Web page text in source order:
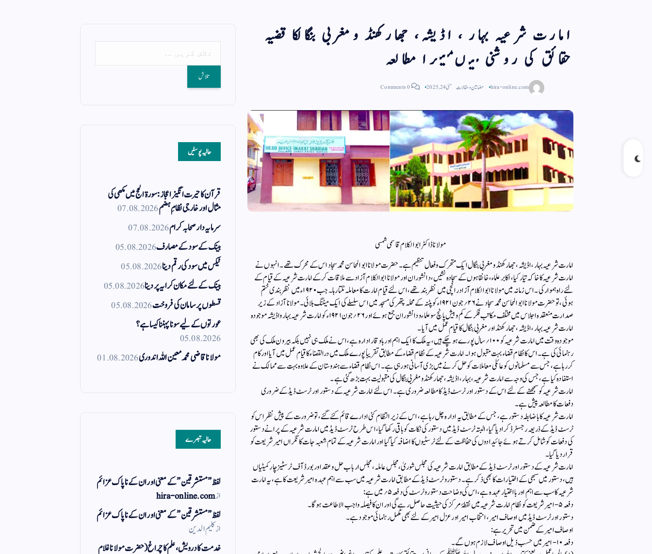
امارت شرعیہ بہار ، اڈیشہ، جھارکھنڈ ومغربی بنگالکا قضیہ
حقائق کی روشنی میںمیرا مطالعہ
hira-online.com مضامین و مقالات مئی 24, 2025
مولانا ڈاکٹر ابوالکلام قاسمی شمسی
امارت شرعیہ بہار ،اڈیشہ، جھارکھنڈ ومغربی بنگال ایک متحرک وفعال تنظیم ہے۔ حضرت مولانا ابوالمحاسن محمد سجاد اس کے محرک تھے۔ انہوں نے
امارت شرعیہ کا خاکہ تیار کیا ، اکابر علماء، خانقاہوں کے سجادہ نشیں، دانشوران اور مولانا ابوالکلام آزاد سے ملاقات کرکے امارت شرعیہ کے قیام کے
لئے راہ ہموار کی۔ اس زمانہ میں مولانا ابوالکلام آزاد رانچی میں نظر بند تھے، اس لئے قیام امارت کا معاملہ ٹلتا رہا۔ جب ۱۹۲۰ء میں نظر بندی ختم
ہوئی، تو حضرت مولانا ابوالمحاسن محمد سجاد نے ۲۶؍ جون ۱۹۲۱ء کو پٹنہ کے محلہ پتھر کی مسجد میں اس سلسلے کی ایک میٹنگ بلائی۔ مولانا آزاد کے زیر
صدارت منعقدہ اجلاس میں مختلف مکاتب فکر کے کم وبیش پانچ سو علماء و دانشوران جمع ہوئے اور ۲۶؍جون ۱۹۲۱ء کو امارت شرعیہ بہار واڈیشہ موجودہ
امارت شرعیہ بہار ،اڈیشہ ، جھارکھنڈ اور مغربی بنگال کا قیام عمل میں آیا۔
موجودہ وقت میں امارت شرعیہ کو ۱۰۰؍ سال پورے ہوچکے ہیں، یہ ملک کا ایک اہم اور باوقار ادارہ ہے، اس نے ملک ہی نہیں بلکہ بیرون ملک کی بھی
رہنمائی کی ہے۔ اس کا نظام قضاء بہت مقبول ہوا۔ امارت شرعیہ کے نظام قضاء کے مطابق تقریباً پورے ملک میں درالقضاء کاقیام عمل میں آیا اور کام
کررہا ہے، جس سے مسلمانوں کو عائلی معاملات کو حل کرنے میں بڑی آسانی ہورہی ہے۔ اس نظام قضاء سے ہندوستان کے علاوہ بہت سے ممالک نے
استفادہ کیا ہے، جس کی وجہ سے امارت شرعیہ ،بہار ،اڈیشہ، جھارکھنڈ ومغربی بنگال کی مقبولیت بہت بڑھ گئی ہے۔
امارت شرعیہ کو سمجھنے کے لئے اس کے دستور اور ٹرسٹ ڈیڈ کا مطالعہ ضروری ہے۔اس لئے امارت شرعیہ کے دستور اور ٹرسٹ ڈیڈ کے ضروری
دفعات کا مطالعہ پیش ہے۔
امارت شرعیہ کا باضابطہ دستور ہے، جس کے مطابق یہ ادارہ چل رہا ہے، اس کے زیر انتظام کئی ادارےقائم کئے گئے، تو ضرورت کے پیش نظر اس کو
ٹرسٹ ڈیڈ کے ذریعہ رجسٹرڈ کرادیا گیا، البتہ ٹرسٹ ڈیڈ میں دستور کی نکات کو باقی رکھا گیا، اس طرح ٹرسٹ ڈیڈ میں امارت شرعیہ کے پرانے دستور
کی دفعات کو شامل کرتے ہوئے جائیدادوں کی حفاظت کے لئے ٹرسٹیوں کا اضافہ کیا گیا اور امارت شرعیہ کے تمام شعبہ جات کا نگراں امیر شریعت کو
قرار دیا گیا۔
امارت شرعیہ کے دستور اور ٹرسٹ ڈیڈ کے مطابق امارت شرعیہ کی مجلس شوریٰ ،مجلس عاملہ، مجلس ارباب حل وعقد اور بورڈ آف ٹرسٹیز چار کمیٹیاں
ہیں، دستور میں سبھی کے اختیارات کا بھی ذکر ہے۔ دستور وٹرسٹ ڈیڈ کے مطابق امارت شرعیہ میں سب سے اہم عہدہ امیرشریعت کا ہے، یہ امارت
شرعیہ کا سب سے اہم اور بااختیار عہدہ ہے، اس کی وضاحت دستور وٹرسٹ کی دفعہ ۵؍ میں ہے:
دفعہ ۵-امیرشریعت کو نظام امارت شرعیہ میں نقطۂ مرکز کی حیثیت حاصل رہے گی اور ان کا فیصلہ واجب الاطاعت ہوگا۔
دستور اور ٹرسٹ ڈیڈ میں اوصاف امیر، انتخاب امیر اور عزل امیر کے لئے بھی مکمل رہنمائی موجود ہے۔
اوصاف امیر کے ضمن میں تحریر ہے:
دفعہ ۱۰- امیر میں حسب ذیل اوصاف لازم ہوں گے۔
حالیہ پوسٹیں
قرآن کا حیرت انگیز اعجاز: سورۃ الحج میں مکھی کی
مثال اور خارجی نظامِ ہضم07.08.2026
سرمایہ دار صحابہ کرام07.08.2026
بینک کے سود کے مصارف05.08.2026
ٹیکس میں سود کی رقم دینا05.08.2026
بینک کے لئے مکان کرایہ پر دینا05.08.2026
قسطوں پر سامان کی فروخت05.08.2026
عورتوں کے لیے سونا پہننا کیسا ہے؟
05.08.2026
مولانا قاضی محمد معین اللہ اندوری01.08.2026
حالیہ تبصرے
لفظ ” مستشرقین ” کے معنی اور ان کے نا پاک عزائم
ازhira-online.com
لفظ ” مستشرقین ” کے معنی اور ان کے نا پاک عزائم
ازکلیم الدین
خدمت کا درویش، علم کا چراغ(حضرت مولانا غلام